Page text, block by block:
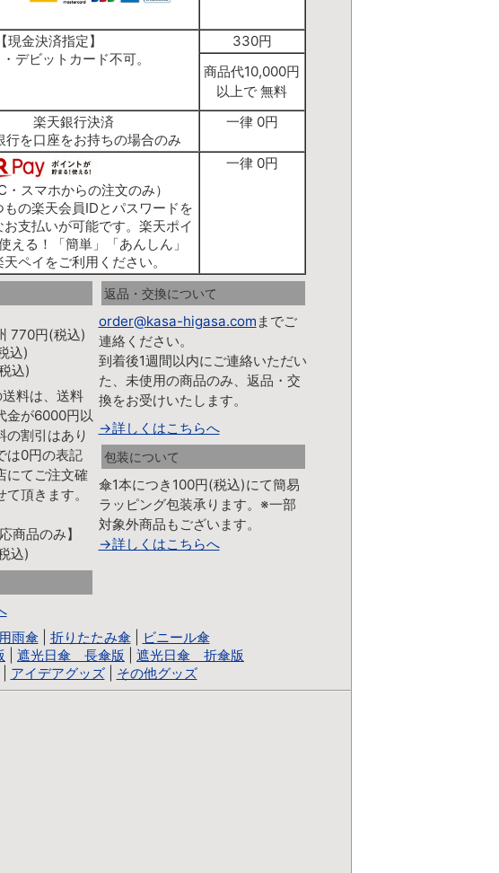
現金決済指定】
デビットカード不可。
330円
商品代10,000円
以上で 無料
楽天銀行決済
行を口座をお持ちの場合のみ
一律 0円
スマホからの注文のみ）
の楽天会員IDとパスワードを
支払いが可能です。楽天ポイ
える！「簡単」「あんしん」
天ペイをご利用ください。
一律 0円
770円(税込)
込)
込)
料は、送料
金が6000円以
の割引はあり
は0円の表記
にてご注文確
頂きます。
商品のみ】
込)
返品・交換について
order@kasa-higasa.com までご
連絡ください。
到着後1週間以内にご連絡いただい
た、未使用の商品のみ、返品・交
換をお受けいたします。
→詳しくはこちらへ
包装について
傘1本につき100円(税込)にて簡易
ラッピング包装承ります。※一部
対象外商品もございます。
→詳しくはこちらへ
雨傘| 折りたたみ傘|
ビニール傘
遮光日傘 長傘版
遮光日傘 折傘版
アイデアグッズ| その他グッズ